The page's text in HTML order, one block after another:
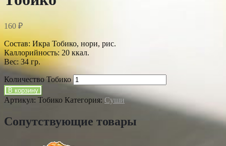
160 ₽
Состав: Икра Тобико, нори, рис.
Каллорийность: 20 ккал.
Вес: 34 гр.
Количество Тобико
В корзину
Артикул: Тобико Категория: Суши
Сопутствующие товары